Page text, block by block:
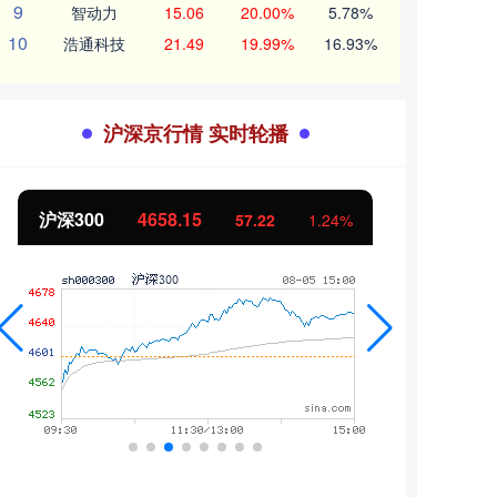
9 智动力 15.06 20.00% 5.78%
10 浩通科技 21.49 19.99% 16.93%
沪深京行情 实时轮播
沪深300 4658.15 57.22 1.24%